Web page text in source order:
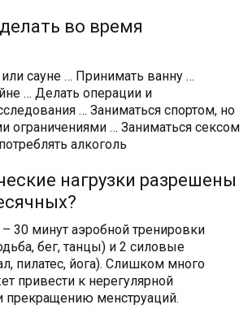
во время
сауне … Принимать ванну …
… Делать операции и
… Заниматься спортом, но
ограничениями … Заниматься сексом
алкоголь
нагрузки разрешены
30 минут аэробной тренировки
бег, танцы) и 2 силовые
пилатес, йога). Слишком много
привести к нерегулярной
прекращению менструаций.